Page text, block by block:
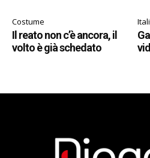
Costume
Il reato non c’è ancora, il
volto è già schedato